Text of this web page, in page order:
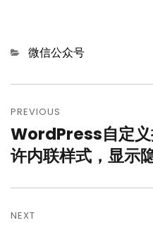
Categories
微信公众号
章
导
航
PREVIOUS
Previous
post:
WordPress自定义
许内联样式，显示
NEXT